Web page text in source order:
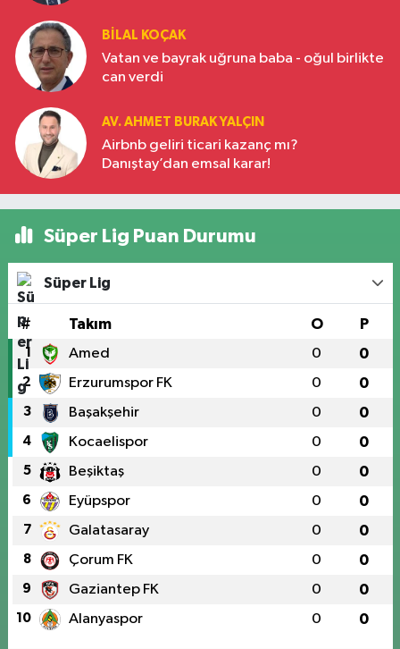
BILAL KOÇAK
Vatan ve bayrak uğruna baba - oğul birlikte
can verdi
AV. AHMET BURAK YALÇIN
Airbnb geliri ticari kazanç mı?
Danıştay’dan emsal karar!
Süper Lig Puan Durumu
Süper Lig
# Takım O P
1 Amed 0 0
2 Erzurumspor FK 0 0
3 Başakşehir 0 0
4 Kocaelispor 0 0
5 Beşiktaş 0 0
6 Eyüpspor 0 0
7 Galatasaray 0 0
8 Çorum FK 0 0
9 Gaziantep FK 0 0
10 Alanyaspor 0 0